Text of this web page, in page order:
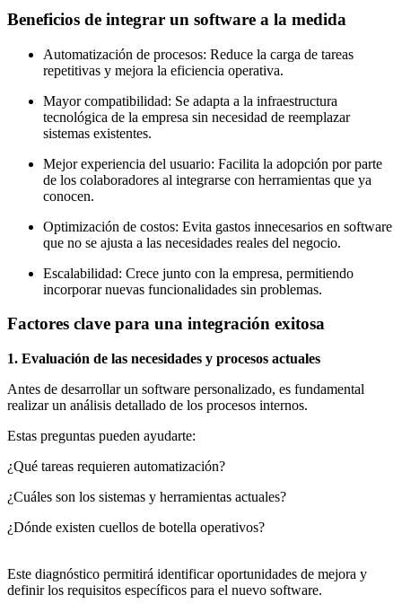
Beneficios de integrar un software a la medida
Automatización de procesos: Reduce la carga de tareas
repetitivas y mejora la eficiencia operativa.
Mayor compatibilidad: Se adapta a la infraestructura
tecnológica de la empresa sin necesidad de reemplazar
sistemas existentes.
Mejor experiencia del usuario: Facilita la adopción por parte
de los colaboradores al integrarse con herramientas que ya
conocen.
Optimización de costos: Evita gastos innecesarios en software
que no se ajusta a las necesidades reales del negocio.
Escalabilidad: Crece junto con la empresa, permitiendo
incorporar nuevas funcionalidades sin problemas.
Factores clave para una integración exitosa
1. Evaluación de las necesidades y procesos actuales
Antes de desarrollar un software personalizado, es fundamental
realizar un análisis detallado de los procesos internos.
Estas preguntas pueden ayudarte:
¿Qué tareas requieren automatización?
¿Cuáles son los sistemas y herramientas actuales?
¿Dónde existen cuellos de botella operativos?
Este diagnóstico permitirá identificar oportunidades de mejora y
definir los requisitos específicos para el nuevo software.